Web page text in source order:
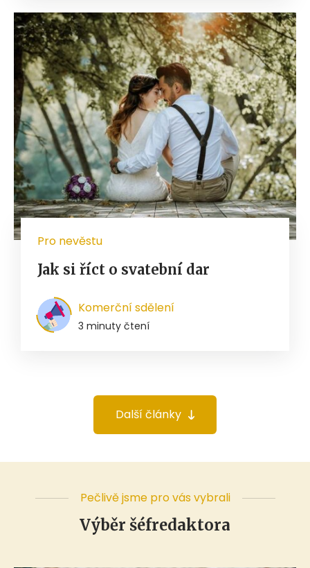
Pro nevěstu
Jak si říct o svatební dar
Komerční sdělení
3 minuty čtení
Další články
Pečlivě jsme pro vás vybrali
Výběr šéfredaktora